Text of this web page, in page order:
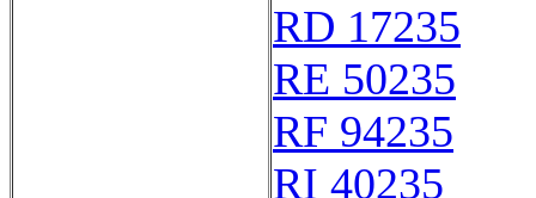
RD 17235
RE 50235
RF 94235
RI 40235